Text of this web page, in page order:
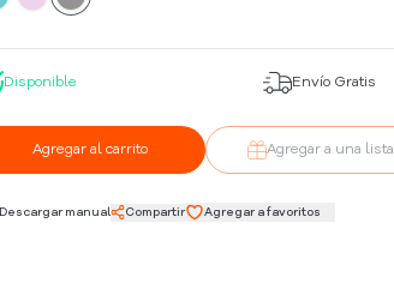
Disponible Envío Gratis
Agregar al carrito Agregar a una lista
Descargar manual Compartir Agregar a favoritos